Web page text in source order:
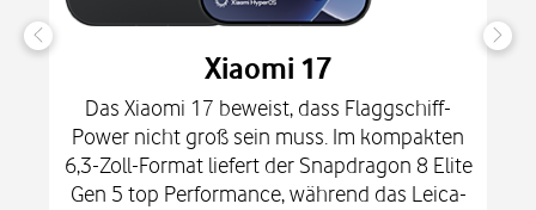
Xiaomi 17
Das Xiaomi 17 beweist, dass Flaggschiff-
Power nicht groß sein muss. Im kompakten
6,3-Zoll-Format liefert der Snapdragon 8 Elite
Gen 5 top Performance, während das Leica-